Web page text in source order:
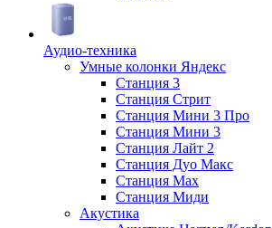
Аудио-техника
Умные колонки Яндекс
Станция 3
Станция Стрит
Станция Мини 3 Про
Станция Мини 3
Станция Лайт 2
Станция Дуо Макс
Станция Max
Станция Миди
Акустика